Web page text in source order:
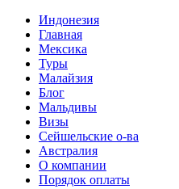
Индонезия
Главная
Мексика
Туры
Малайзия
Блог
Мальдивы
Визы
Сейшельские о-ва
Австралия
О компании
Порядок оплаты